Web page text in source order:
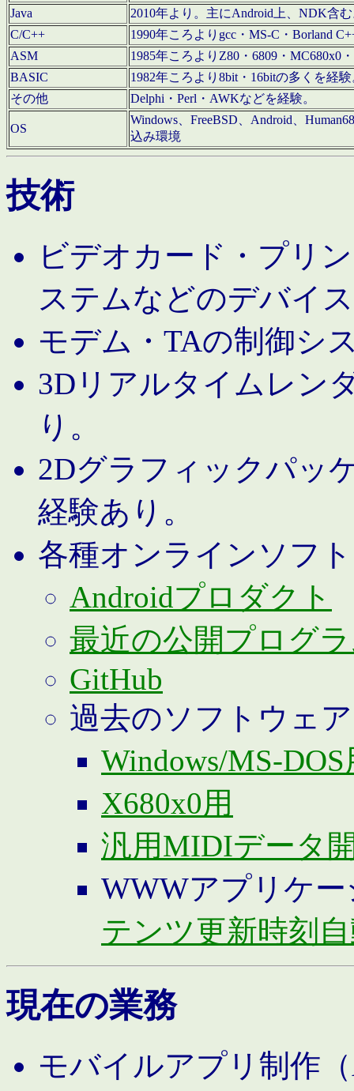
Java
2010年より。主にAndroid上、NDK含
C/C++
1990年ころよりgcc・MS-C・Borland
ASM
1985年ころよりZ80・6809・MC680x0
BASIC
1982年ころより8bit・16bitの多くを経
その他
Delphi・Perl・AWKなどを経験。
OS
Windows、FreeBSD、Android、
込み環境
技術
ビデオカード・プリ
ステムなどのデバイ
モデム・TAの制御シ
3Dリアルタイムレン
り。
2Dグラフィックパッ
経験あり。
各種オンラインソフ
Androidプロダクト
最近の公開プログ
GitHub
過去のソフトウェア
Windows/MS-DOS
X680x0用
汎用MIDIデータ
WWWアプリケ
テンツ更新時刻
現在の業務
モバイルアプリ制作